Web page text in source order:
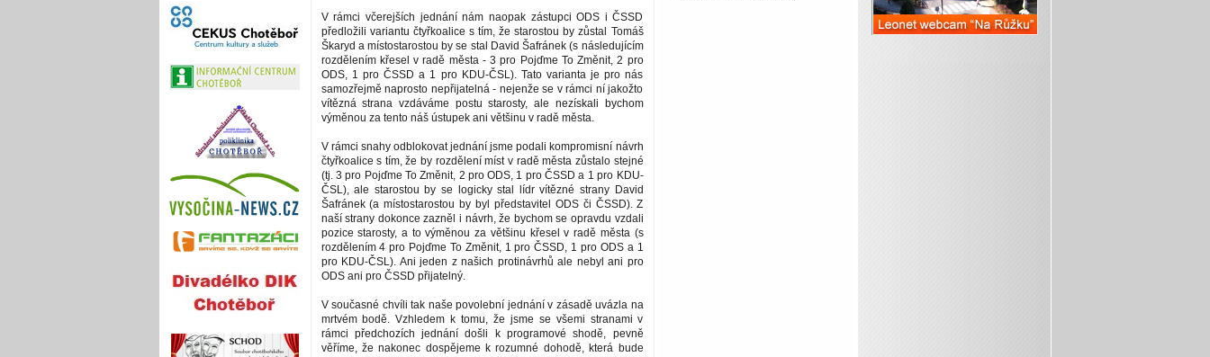
V rámci včerejších jednání nám naopak zástupci ODS i ČSSD
předložili variantu čtyřkoalice s tím, že starostou by zůstal Tomáš
Škaryd a místostarostou by se stal David Šafránek (s následujícím
rozdělením křesel v radě města - 3 pro Pojďme To Změnit, 2 pro
ODS, 1 pro ČSSD a 1 pro KDU-ČSL). Tato varianta je pro nás
samozřejmě naprosto nepřijatelná - nejenže se v rámci ní jakožto
vítězná strana vzdáváme postu starosty, ale nezískali bychom
výměnou za tento náš ústupek ani většinu v radě města.
V rámci snahy odblokovat jednání jsme podali kompromisní návrh
čtyřkoalice s tím, že by rozdělení míst v radě města zůstalo stejné
(tj. 3 pro Pojďme To Změnit, 2 pro ODS, 1 pro ČSSD a 1 pro KDU-
ČSL), ale starostou by se logicky stal lídr vítězné strany David
Šafránek (a místostarostou by byl představitel ODS či ČSSD). Z
naší strany dokonce zazněl i návrh, že bychom se opravdu vzdali
pozice starosty, a to výměnou za většinu křesel v radě města (s
rozdělením 4 pro Pojďme To Změnit, 1 pro ČSSD, 1 pro ODS a 1
pro KDU-ČSL). Ani jeden z našich protinávrhů ale nebyl ani pro
ODS ani pro ČSSD přijatelný.
V současné chvíli tak naše povolební jednání v zásadě uvázla na
mrtvém bodě. Vzhledem k tomu, že jsme se všemi stranami v
rámci předchozích jednání došli k programové shodě, pevně
věříme, že nakonec dospějeme k rozumné dohodě, která bude